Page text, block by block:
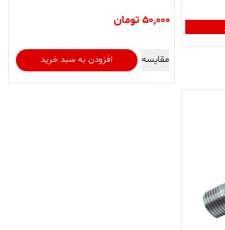
50,000 تومان
افزودن به سبد خرید مقایسه